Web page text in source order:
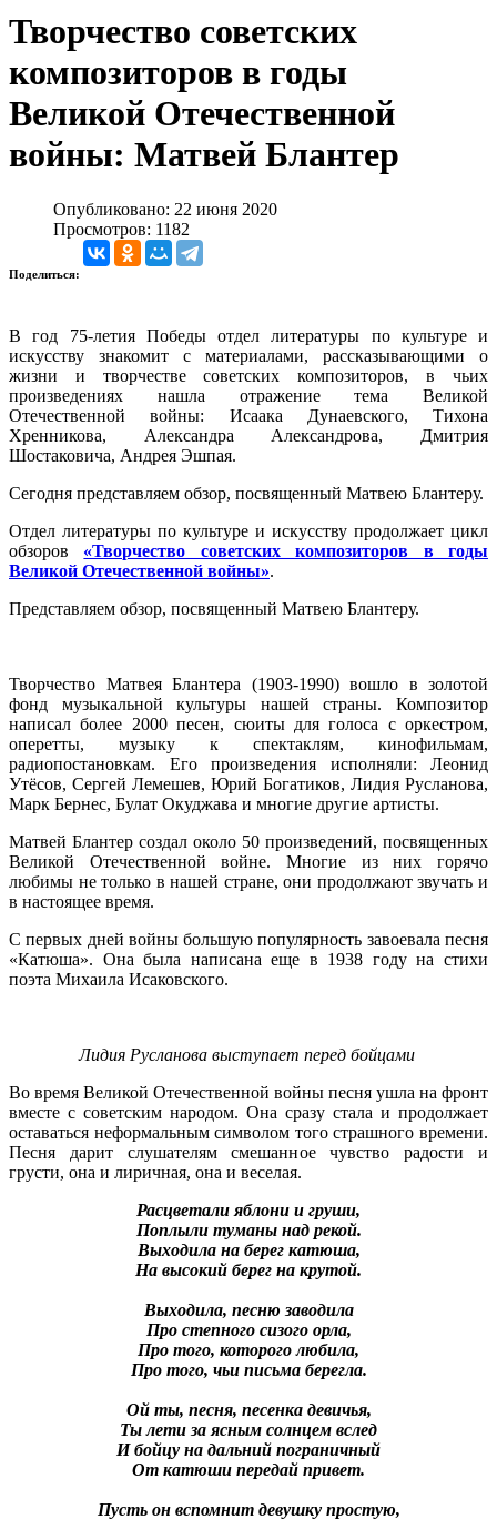
Творчество советских
композиторов в годы
Великой Отечественной
войны: Матвей Блантер
Опубликовано: 22 июня 2020
Просмотров: 1182
Поделиться:
В год 75-летия Победы отдел литературы по культуре и
искусству знакомит с материалами, рассказывающими о
жизни и творчестве советских композиторов, в чьих
произведениях нашла отражение тема Великой
Отечественной войны: Исаака Дунаевского, Тихона
Хренникова, Александра Александрова, Дмитрия
Шостаковича, Андрея Эшпая.
Сегодня представляем обзор, посвященный Матвею Блантеру.
Отдел литературы по культуре и искусству продолжает цикл
обзоров «Творчество советских композиторов в годы
Великой Отечественной войны».
Представляем обзор, посвященный Матвею Блантеру.
Творчество Матвея Блантера (1903-1990) вошло в золотой
фонд музыкальной культуры нашей страны. Композитор
написал более 2000 песен, сюиты для голоса с оркестром,
оперетты, музыку к спектаклям, кинофильмам,
радиопостановкам. Его произведения исполняли: Леонид
Утёсов, Сергей Лемешев, Юрий Богатиков, Лидия Русланова,
Марк Бернес, Булат Окуджава и многие другие артисты.
Матвей Блантер создал около 50 произведений, посвященных
Великой Отечественной войне. Многие из них горячо
любимы не только в нашей стране, они продолжают звучать и
в настоящее время.
С первых дней войны большую популярность завоевала песня
«Катюша». Она была написана еще в 1938 году на стихи
поэта Михаила Исаковского.
Лидия Русланова выступает перед бойцами
Во время Великой Отечественной войны песня ушла на фронт
вместе с советским народом. Она сразу стала и продолжает
оставаться неформальным символом того страшного времени.
Песня дарит слушателям смешанное чувство радости и
грусти, она и лиричная, она и веселая.
Расцветали яблони и груши,
Поплыли туманы над рекой.
Выходила на берег катюша,
На высокий берег на крутой.
Выходила, песню заводила
Про степного сизого орла,
Про того, которого любила,
Про того, чьи письма берегла.
Ой ты, песня, песенка девичья,
Ты лети за ясным солнцем вслед
И бойцу на дальний пограничный
От катюши передай привет.
Пусть он вспомнит девушку простую,